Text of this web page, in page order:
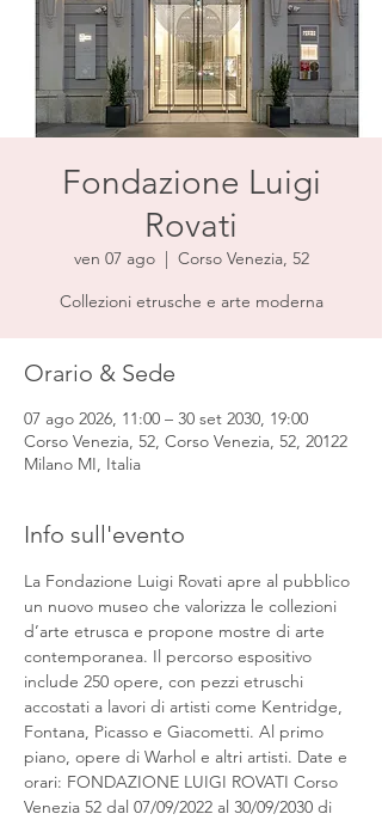
Fondazione Luigi
Rovati
ven 07 ago
  |
Corso Venezia, 52
Collezioni etrusche e arte moderna
Orario & Sede
07 ago 2026, 11:00 – 30 set 2030, 19:00
Corso Venezia, 52, Corso Venezia, 52, 20122
Milano MI, Italia
Info sull'evento
La Fondazione Luigi Rovati apre al pubblico
un nuovo museo che valorizza le collezioni
d’arte etrusca e propone mostre di arte
contemporanea. Il percorso espositivo
include 250 opere, con pezzi etruschi
accostati a lavori di artisti come Kentridge,
Fontana, Picasso e Giacometti. Al primo
piano, opere di Warhol e altri artisti. Date e
orari: FONDAZIONE LUIGI ROVATI Corso
Venezia 52 dal 07/09/2022 al 30/09/2030 di